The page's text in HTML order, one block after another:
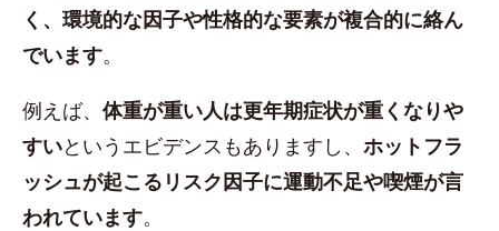
く、環境的な因子や性格的な要素が複合的に絡ん
でいます。
例えば、 体重が重い人は更年期症状が重くなりや
すいというエビデンスもありますし、 ホットフラ
ッシュが起こるリスク因子に運動不足や喫煙が言
われています。